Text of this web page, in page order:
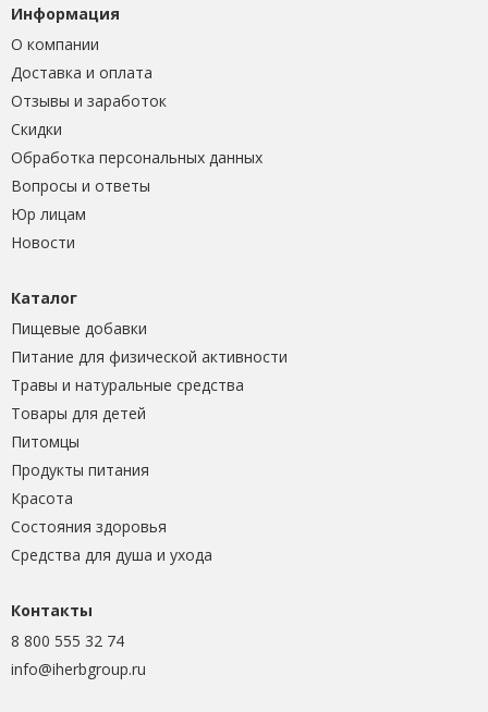
Информация
О компании
Доставка и оплата
Отзывы и заработок
Скидки
Обработка персональных данных
Вопросы и ответы
Юр лицам
Новости
Каталог
Пищевые добавки
Питание для физической активности
Травы и натуральные средства
Товары для детей
Питомцы
Продукты питания
Красота
Состояния здоровья
Средства для душа и ухода
Контакты
8 800 555 32 74
info@iherbgroup.ru